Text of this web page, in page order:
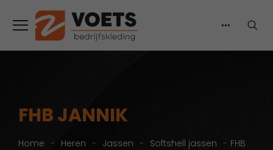
FHB JANNIK
Home - Heren - Jassen - Softshell jassen - FHB